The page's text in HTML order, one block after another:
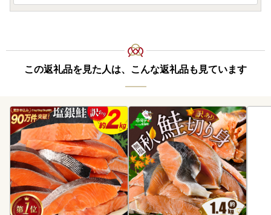
この返礼品を見た人は、こんな返礼品も見ています